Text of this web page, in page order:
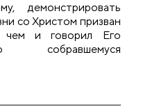
демонстрировать
со Христом призван
чем и говорил Его
собравшемуся